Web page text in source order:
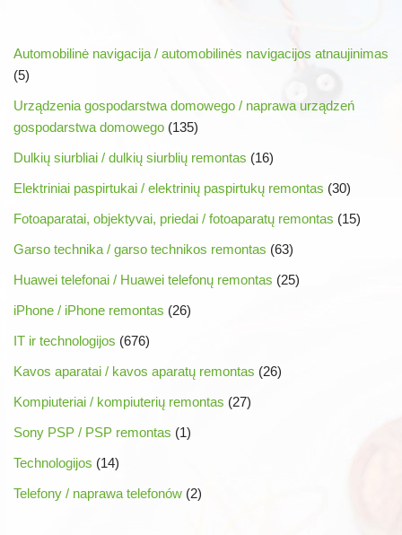
Automobilinė navigacija / automobilinės navigacijos atnaujinimas
(5)
Urządzenia gospodarstwa domowego / naprawa urządzeń
gospodarstwa domowego (135)
Dulkių siurbliai / dulkių siurblių remontas (16)
Elektriniai paspirtukai / elektrinių paspirtukų remontas (30)
Fotoaparatai, objektyvai, priedai / fotoaparatų remontas (15)
Garso technika / garso technikos remontas (63)
Huawei telefonai / Huawei telefonų remontas (25)
iPhone / iPhone remontas (26)
IT ir technologijos (676)
Kavos aparatai / kavos aparatų remontas (26)
Kompiuteriai / kompiuterių remontas (27)
Sony PSP / PSP remontas (1)
Technologijos (14)
Telefony / naprawa telefonów (2)